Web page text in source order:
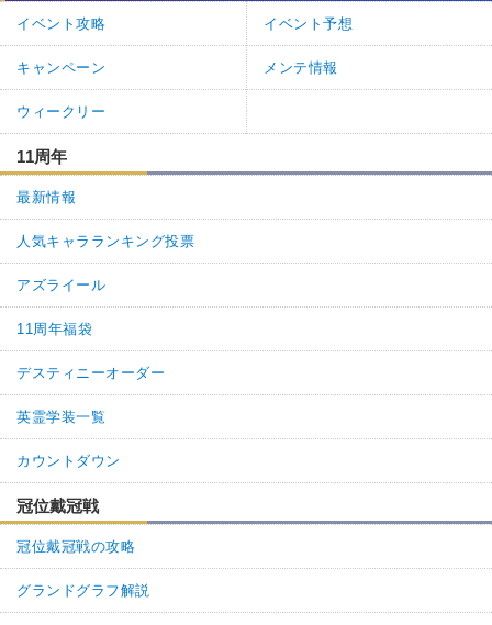
イベント攻略 イベント予想
キャンペーン メンテ情報
ウィークリー
11周年
最新情報
人気キャラランキング投票
アズライール
11周年福袋
デスティニーオーダー
英霊学装一覧
カウントダウン
冠位戴冠戦
冠位戴冠戦の攻略
グランドグラフ解説